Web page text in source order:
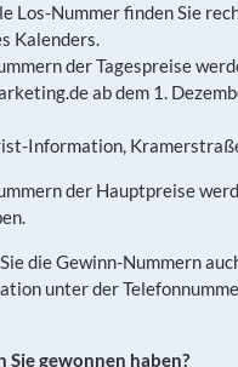
Los-Nummer finden Sie
Kalenders.
der Tagespreise
ab dem 1.
Information,
der Hauptpreise
die Gewinn-Nummern
unter der
Sie gewonnen haben?